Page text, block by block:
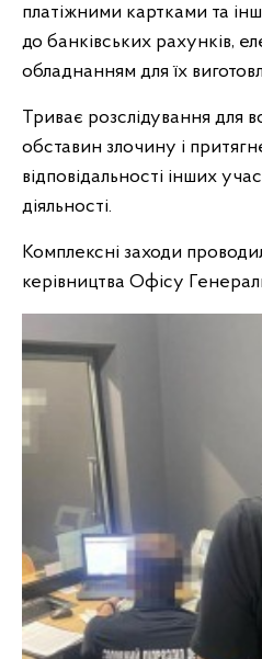
платіжними картками та
до банківських рахунків,
обладнанням для їх
Триває розслідування для
обставин злочину і
відповідальності інших
діяльності.
Комплексні заходи
керівництва Офісу